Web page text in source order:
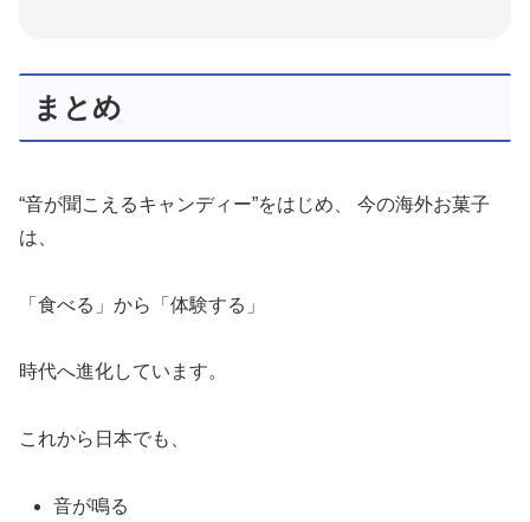
まとめ
“音が聞こえるキャンディー”をはじめ、 今の海外お菓子
は、
「食べる」から「体験する」
時代へ進化しています。
これから日本でも、
音が鳴る